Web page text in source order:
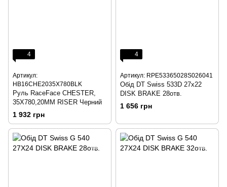
4
Артикул:
HB16CHE2035X780BLK
Руль RaceFace CHESTER,
35X780,20MM RISER Черний
1 932 грн
4
Артикул: RPE53365028S026041
Обід DT Swiss 533D 27x22
DISK BRAKE 28отв.
1 656 грн